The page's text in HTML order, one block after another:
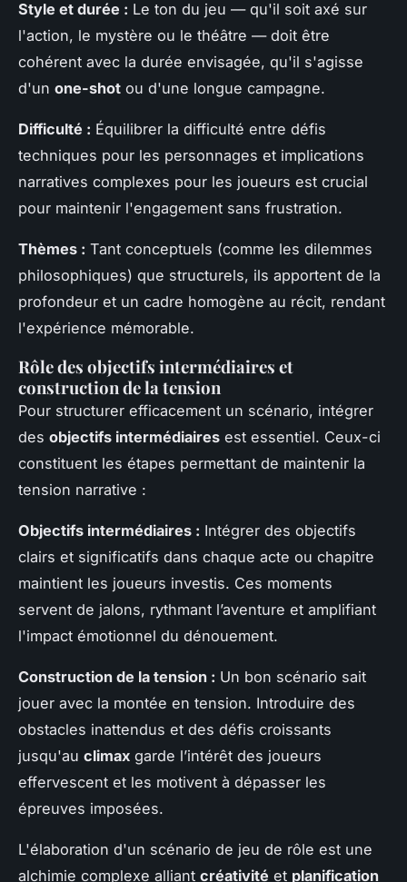
Style et durée : Le ton du jeu — qu'il soit axé sur
l'action, le mystère ou le théâtre — doit être
cohérent avec la durée envisagée, qu'il s'agisse
d'un one-shot ou d'une longue campagne.
Difficulté : Équilibrer la difficulté entre défis
techniques pour les personnages et implications
narratives complexes pour les joueurs est crucial
pour maintenir l'engagement sans frustration.
Thèmes : Tant conceptuels (comme les dilemmes
philosophiques) que structurels, ils apportent de la
profondeur et un cadre homogène au récit, rendant
l'expérience mémorable.
Rôle des objectifs intermédiaires et
construction de la tension
Pour structurer efficacement un scénario, intégrer
des objectifs intermédiaires est essentiel. Ceux-ci
constituent les étapes permettant de maintenir la
tension narrative :
Objectifs intermédiaires : Intégrer des objectifs
clairs et significatifs dans chaque acte ou chapitre
maintient les joueurs investis. Ces moments
servent de jalons, rythmant l’aventure et amplifiant
l'impact émotionnel du dénouement.
Construction de la tension : Un bon scénario sait
jouer avec la montée en tension. Introduire des
obstacles inattendus et des défis croissants
jusqu'au climax garde l’intérêt des joueurs
effervescent et les motivent à dépasser les
épreuves imposées.
L'élaboration d'un scénario de jeu de rôle est une
alchimie complexe alliant créativité et planification